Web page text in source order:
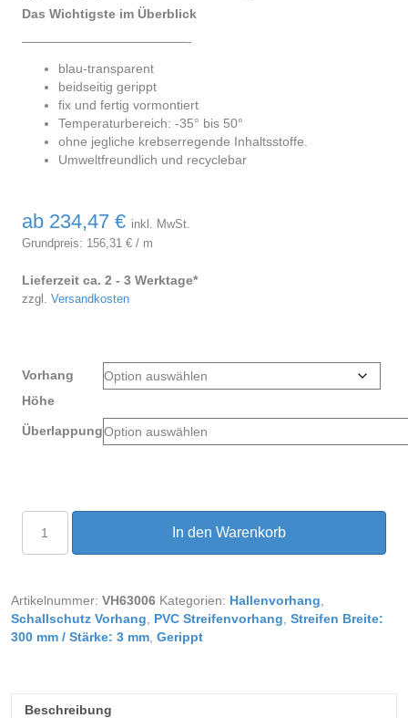
Das Wichtigste im Überblick
—————————————-
blau-transparent
beidseitig gerippt
fix und fertig vormontiert
Temperaturbereich: -35° bis 50°
ohne jegliche krebserregende Inhaltsstoffe.
Umweltfreundlich und recyclebar
ab 234,47 € inkl. MwSt.
Grundpreis: 156,31 € / m
Lieferzeit ca. 2 - 3 Werktage*
zzgl. Versandkosten
Vorhang
Höhe
Überlappung
PVC
Streifenvorhang
gerippt
m
Menge
In den Warenkorb
Artikelnummer: VH63006 Kategorien: Hallenvorhang
Schallschutz Vorhang
PVC Streifenvorhang Streifen Breite:
300 mm / Stärke: 3 mm Gerippt
Beschreibung